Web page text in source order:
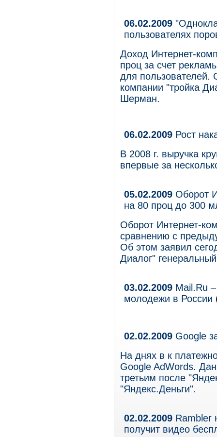
06.02.2009
пользователях
Доход Интернет-
проц за счет
для пользователей.
компании "тройка
Шерман.
06.02.2009 Рост
В 2008 г. выручка
впервые за
05.02.2009 Оборот
на 80 проц до 300
Оборот Интернет-
сравнению с
Об этом заявил
Диалог"
03.02.2009 Mail.Ru
молодежи в России
02.02.2009 Google
На днях в к
Google AdWords.
третьим после
"Яндекс.Деньги".
02.02.2009 Rambler
получит видео